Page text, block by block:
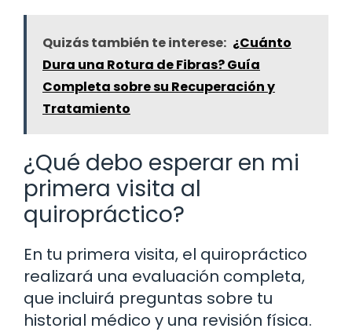
Quizás también te interese: ¿Cuánto
Dura una Rotura de Fibras? Guía
Completa sobre su Recuperación y
Tratamiento
¿Qué debo esperar en mi
primera visita al
quiropráctico?
En tu primera visita, el quiropráctico
realizará una evaluación completa,
que incluirá preguntas sobre tu
historial médico y una revisión física.